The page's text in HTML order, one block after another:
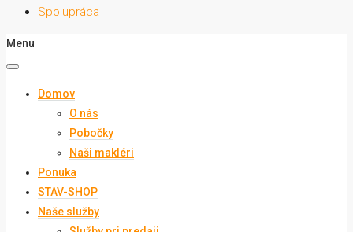
Spolupráca
Menu
Domov
O nás
Pobočky
Naši makléri
Ponuka
STAV-SHOP
Naše služby